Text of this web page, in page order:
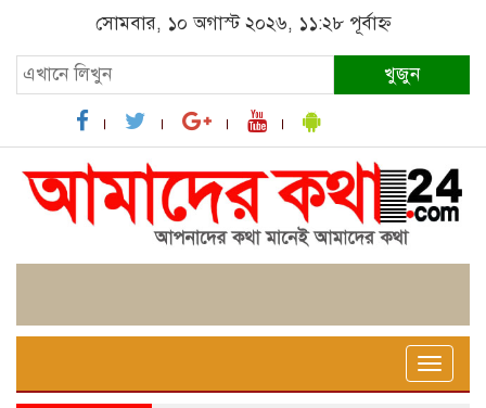
সোমবার, ১০ অগাস্ট ২০২৬, ১১:২৮ পূর্বাহ্ন
খুজুন
Toggle